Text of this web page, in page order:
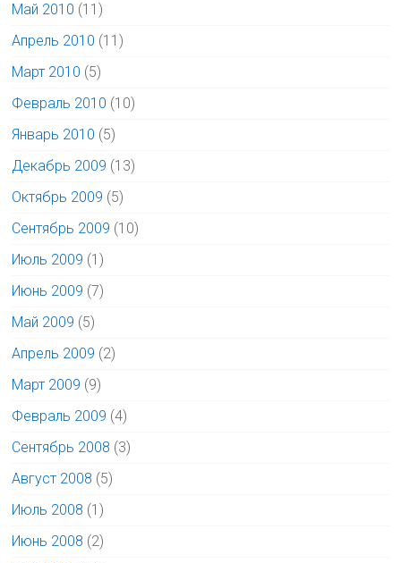
Май 2010 (11)
Апрель 2010 (11)
Март 2010 (5)
Февраль 2010 (10)
Январь 2010 (5)
Декабрь 2009 (13)
Октябрь 2009 (5)
Сентябрь 2009 (10)
Июль 2009 (1)
Июнь 2009 (7)
Май 2009 (5)
Апрель 2009 (2)
Март 2009 (9)
Февраль 2009 (4)
Сентябрь 2008 (3)
Август 2008 (5)
Июль 2008 (1)
Июнь 2008 (2)